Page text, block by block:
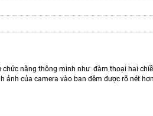
năng thông minh như đàm thoại hai
của camera vào ban đêm được rõ nét